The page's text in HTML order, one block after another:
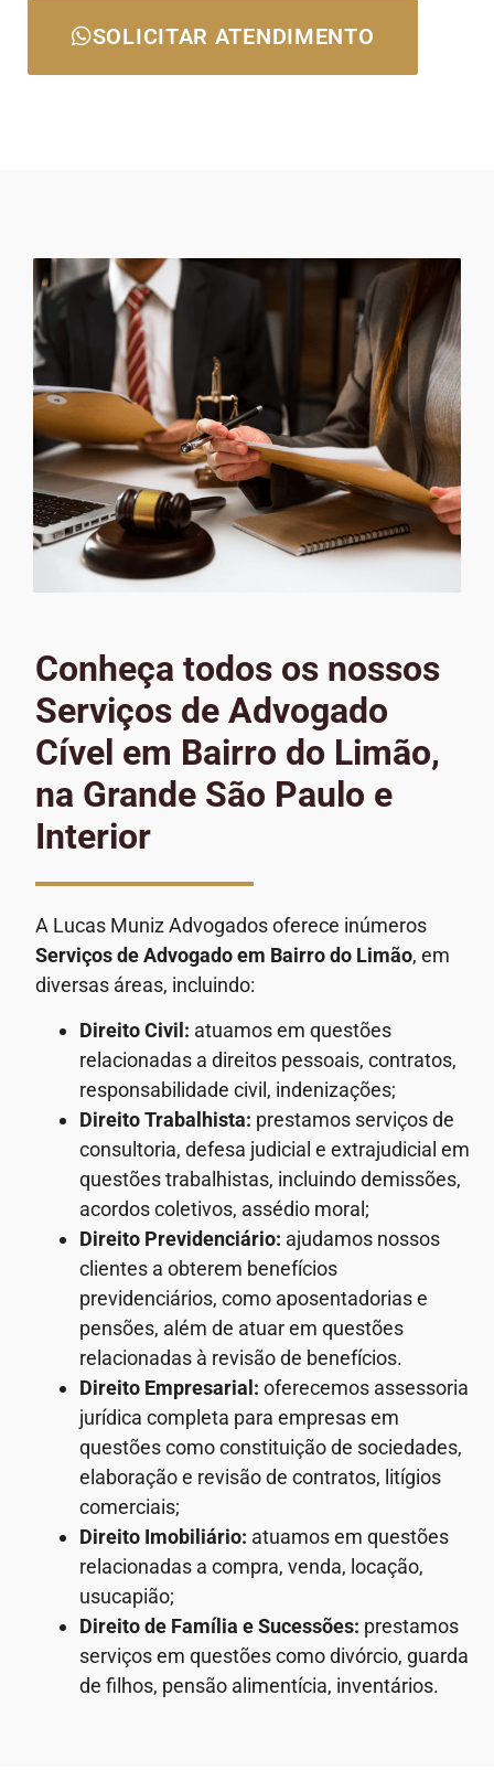
SOLICITAR ATENDIMENTO
Conheça todos os nossos
Serviços de Advogado
Cível em Bairro do Limão,
na Grande São Paulo e
Interior
A Lucas Muniz Advogados oferece inúmeros
Serviços de Advogadoem Bairro do Limão, em
diversas áreas, incluindo:
Direito Civil: atuamos em questões
relacionadas a direitos pessoais, contratos,
responsabilidade civil, indenizações;
Direito Trabalhista: prestamos serviços de
consultoria, defesa judicial e extrajudicial em
questões trabalhistas, incluindo demissões,
acordos coletivos, assédio moral;
Direito Previdenciário: ajudamos nossos
clientes a obterem benefícios
previdenciários, como aposentadorias e
pensões, além de atuar em questões
relacionadas à revisão de benefícios.
Direito Empresarial: oferecemos assessoria
jurídica completa para empresas em
questões como constituição de sociedades,
elaboração e revisão de contratos, litígios
comerciais;
Direito Imobiliário: atuamos em questões
relacionadas a compra, venda, locação,
usucapião;
Direito de Família e Sucessões: prestamos
serviços em questões como divórcio, guarda
de filhos, pensão alimentícia, inventários.